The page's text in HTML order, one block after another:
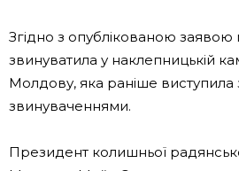
Згідно з опублікованою заявою
звинуватила у наклепницькій
Молдову, яка раніше виступила
звинуваченнями.
Президент колишньої